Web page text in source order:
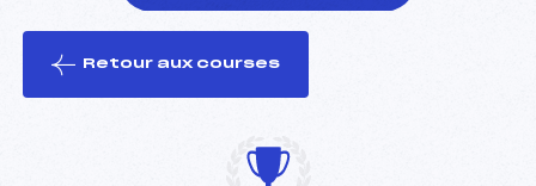
le ski
Retour aux courses